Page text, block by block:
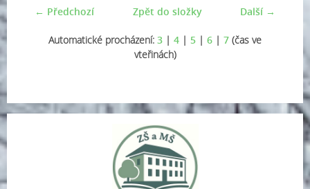
← Předchozí Další →
Zpět do složky
Automatické procházení: 3 | 4 | 5 | 6 | 7 (čas ve
vteřinách)